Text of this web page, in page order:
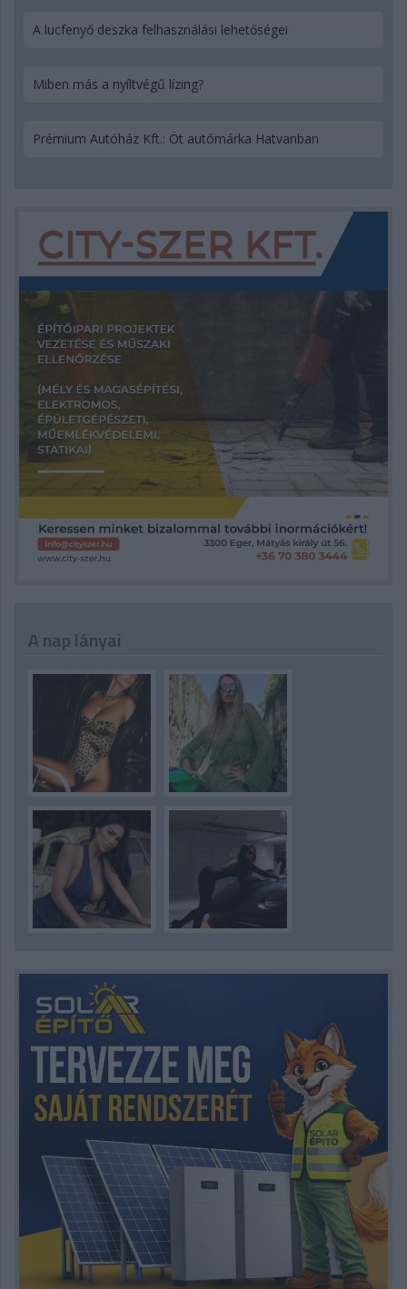
A lucfenyő deszka felhasználási lehetőségei
Miben más a nyíltvégű lízing?
Prémium Autóház Kft.: Öt autómárka Hatvanban
A nap lányai